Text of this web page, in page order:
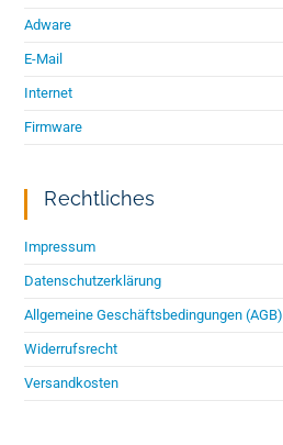
Adware
E-Mail
Internet
Firmware
Rechtliches
Impressum
Datenschutzerklärung
Allgemeine Geschäftsbedingungen (AGB)
Widerrufsrecht
Versandkosten